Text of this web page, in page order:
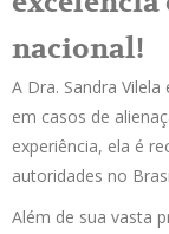
nacional!
A Dra. Sandra
em casos de
experiência, ela é
autoridades no
Além de sua vasta